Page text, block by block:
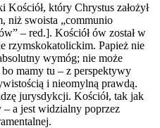
który Chrystus założył
niż swoista „communio
– red.]. Kościół ów został w
rzymskokatolickim. Papież nie
wymóg; nie może
mamy tu – z perspektywy
i nieomylną prawdą.
jurysdykcji. Kościół, tak jak
a jest widzialny poprzez